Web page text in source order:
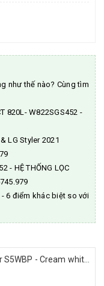
như thế nào? Cùng tìm
820L- W822SGS452 -
LG Styler 2021
- HỆ THỐNG LỌC
- 6 điểm khác biệt so với